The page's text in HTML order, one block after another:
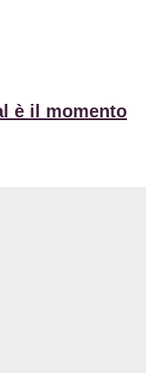
è il momento